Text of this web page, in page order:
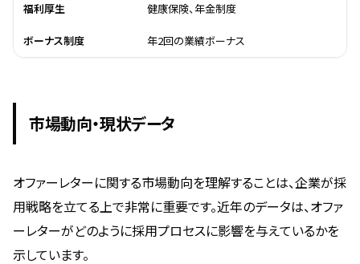
福利厚生 健康保険、年金制度
ボーナス制度 年2回の業績ボーナス
市場動向・現状データ
オファーレターに関する市場動向を理解することは、企業が採
用戦略を立てる上で非常に重要です。近年のデータは、オファ
ーレターがどのように採用プロセスに影響を与えているかを
示しています。